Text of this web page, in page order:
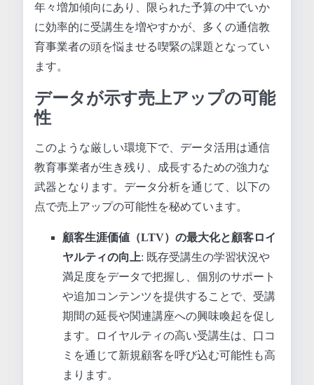
年々増加傾向にあり、限られた予算の中でいか
に効率的に受講生を増やすかが、多くの通信教
育事業者の頭を悩ませる喫緊の課題となってい
ます。
データが示す売上アップの可能
性
このような厳しい環境下で、データ活用は通信
教育事業者が生き残り、成長するための強力な
武器となります。データ分析を通じて、以下の
点で売上アップの可能性を秘めています。
顧客生涯価値（LTV）の最大化と顧客ロイ
ヤルティの向上: 既存受講生の学習状況や
満足度をデータで把握し、個別のサポート
や追加コンテンツを提供することで、受講
期間の延長や関連講座への興味喚起を促し
ます。ロイヤルティの高い受講生は、口コ
ミを通じて新規顧客を呼び込む可能性も高
まります。